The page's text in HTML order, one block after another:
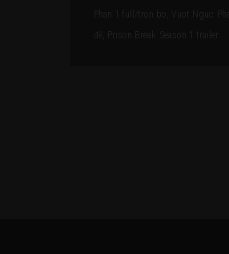
Phan 1 full/tron bo, Vuot Nguc:
đề, Prison Break: Season 1 trailer